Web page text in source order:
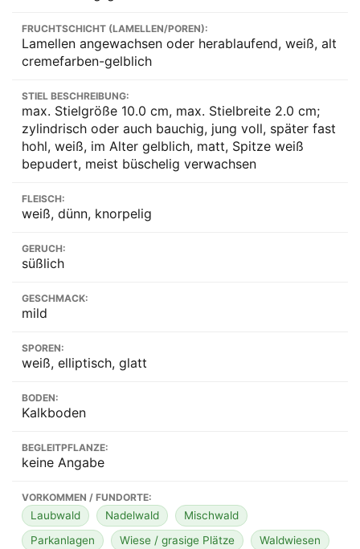
FRUCHTSCHICHT (LAMELLEN/POREN):
Lamellen angewachsen oder herablaufend, weiß, alt
cremefarben-gelblich
STIEL BESCHREIBUNG:
max. Stielgröße 10.0 cm, max. Stielbreite 2.0 cm;
zylindrisch oder auch bauchig, jung voll, später fast
hohl, weiß, im Alter gelblich, matt, Spitze weiß
bepudert, meist büschelig verwachsen
FLEISCH:
weiß, dünn, knorpelig
GERUCH:
süßlich
GESCHMACK:
mild
SPOREN:
weiß, elliptisch, glatt
BODEN:
Kalkboden
BEGLEITPFLANZE:
keine Angabe
VORKOMMEN / FUNDORTE:
Laubwald Nadelwald
Mischwald
Parkanlagen
Wiese / grasige Plätze
Waldwiesen